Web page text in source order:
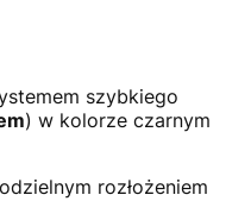
szybkiego
) w kolorze czarnym
rozłożeniem